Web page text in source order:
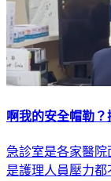
啊我的安全帽勒
急診室是各家醫
是護理人員壓力